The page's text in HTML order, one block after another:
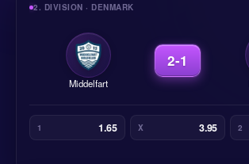
2. DIVISION · DENMARK
Middelfart
2-1
1 1.65 X 3.95 2